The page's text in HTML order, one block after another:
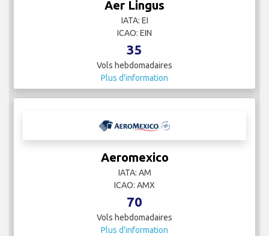
Aer Lingus
IATA: EI
ICAO: EIN
35
Vols hebdomadaires
Plus d'information
Aeromexico
IATA: AM
ICAO: AMX
70
Vols hebdomadaires
Plus d'information